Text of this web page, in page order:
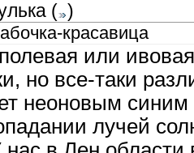
( )
красавица
или
но все-таки
неоновым
лучей